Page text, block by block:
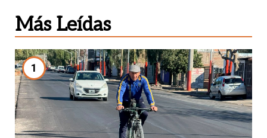
Más Leídas
1